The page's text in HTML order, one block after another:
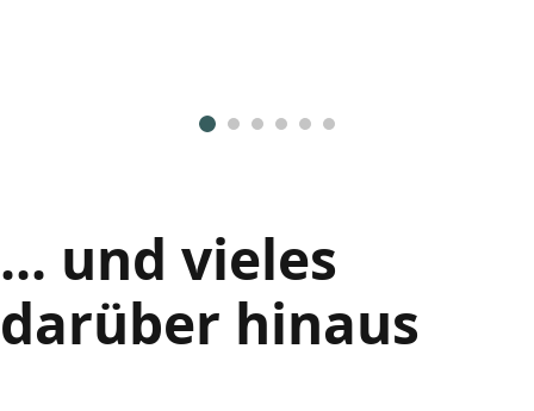
... und vieles
darüber hinaus